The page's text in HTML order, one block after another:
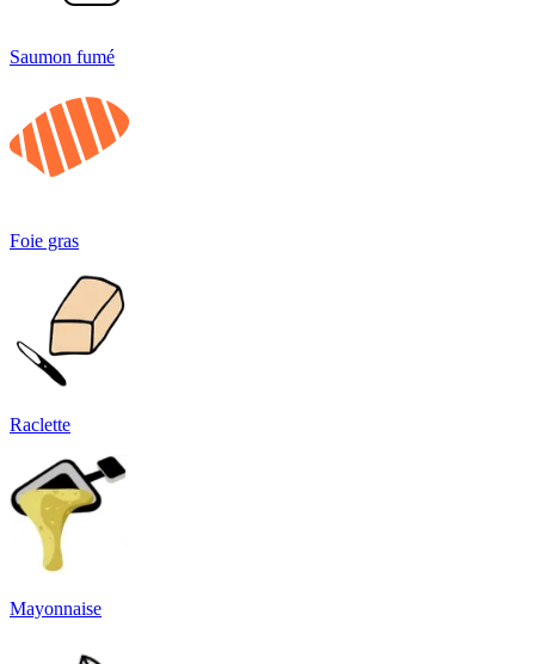
Saumon fumé
Foie gras
Raclette
Mayonnaise